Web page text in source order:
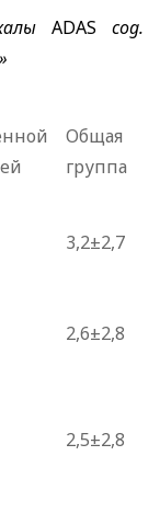
ADAS cog.
Общая
группа
3,2±2,7
2,6±2,8
2,5±2,8